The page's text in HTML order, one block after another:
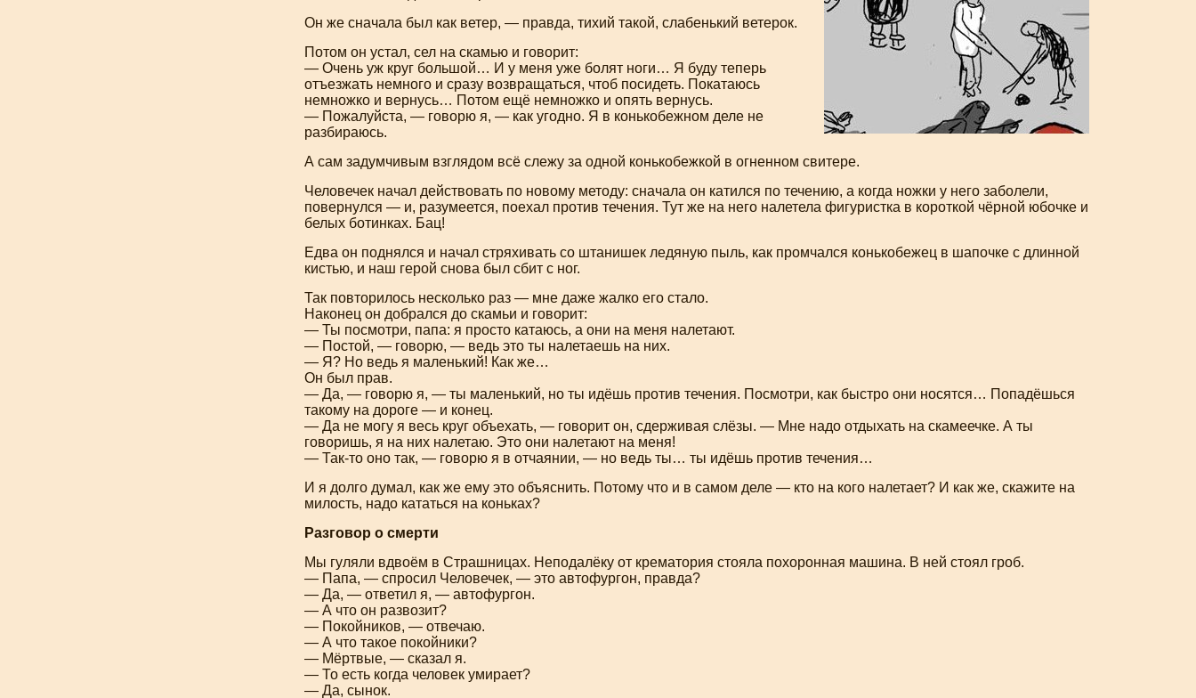
Он же сначала был как ветер, — правда, тихий такой, слабенький ветерок.
Потом он устал, сел на скамью и говорит:
— Очень уж круг большой… И у меня уже болят ноги… Я буду теперь
отъезжать немного и сразу возвращаться, чтоб посидеть. Покатаюсь
немножко и вернусь… Потом ещё немножко и опять вернусь.
— Пожалуйста, — говорю я, — как угодно. Я в конькобежном деле не
разбираюсь.
А сам задумчивым взглядом всё слежу за одной конькобежкой в огненном свитере.
Человечек начал действовать по новому методу: сначала он катился по течению, а когда ножки у него заболели,
повернулся — и, разумеется, поехал против течения. Тут же на него налетела фигуристка в короткой чёрной юбочке и
белых ботинках. Бац!
Едва он поднялся и начал стряхивать со штанишек ледяную пыль, как промчался конькобежец в шапочке с длинной
кистью, и наш герой снова был сбит с ног.
Так повторилось несколько раз — мне даже жалко его стало.
Наконец он добрался до скамьи и говорит:
— Ты посмотри, папа: я просто катаюсь, а они на меня налетают.
— Постой, — говорю, — ведь это ты налетаешь на них.
— Я? Но ведь я маленький! Как же…
Он был прав.
— Да, — говорю я, — ты маленький, но ты идёшь против течения. Посмотри, как быстро они носятся… Попадёшься
такому на дороге — и конец.
— Да не могу я весь круг объехать, — говорит он, сдерживая слёзы. — Мне надо отдыхать на скамеечке. А ты
говоришь, я на них налетаю. Это они налетают на меня!
— Так-то оно так, — говорю я в отчаянии, — но ведь ты… ты идёшь против течения…
И я долго думал, как же ему это объяснить. Потому что и в самом деле — кто на кого налетает? И как же, скажите на
милость, надо кататься на коньках?
Разговор о смерти
Мы гуляли вдвоём в Страшницах. Неподалёку от крематория стояла похоронная машина. В ней стоял гроб.
— Папа, — спросил Человечек, — это автофургон, правда?
— Да, — ответил я, — автофургон.
— А что он развозит?
— Покойников, — отвечаю.
— А что такое покойники?
— Мёртвые, — сказал я.
— То есть когда человек умирает?
— Да, сынок.